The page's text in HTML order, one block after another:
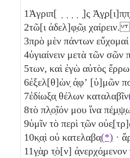
1Ἀγριπ[ ̣ ̣ ̣ ̣ ̣]ς
2τῶ[ι ἀδελ]φ̣ῶ̣ι χαίρειν.
3πρὸ μὲν πάντων
4ὑγιαίνειν μετὰ τῶν σῶν
5των, καὶ ἐγὼ αὐτὸς
6ἐξελ[θ]ὼν̣ ἀ̣φʼ [ὑ]μῶν
7ἐδίωξα̣ θέλων καταλαβῖν
8τὸ πλ̣ο̣ῖόν μου ἵνα
9ὑμῖν τὸ περὶ τ̣ῶν
10κ̣α̣ὶ οὐ κατελαβα̣(*) ·
11γ̣ὰ̣ρ τ̣ὸ[ν] ἀ̣νερχό̣μενον